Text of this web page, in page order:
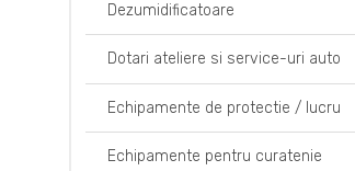
Dezumidificatoare
Dotari ateliere si service-uri auto
Echipamente de protectie / lucru
Echipamente pentru curatenie